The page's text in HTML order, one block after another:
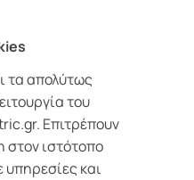
τα απολύτως
του
Επιτρέπουν
ιστότοπο
και